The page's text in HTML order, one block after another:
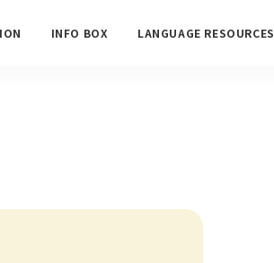
INFO BOX LANGUAGE RESOURCES